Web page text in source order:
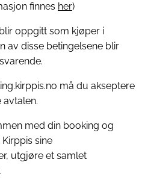
finnes her)
oppgitt som kjøper i
av disse betingelsene blir
må du akseptere
avtalen.
med din booking og
sine
utgjøre et samlet